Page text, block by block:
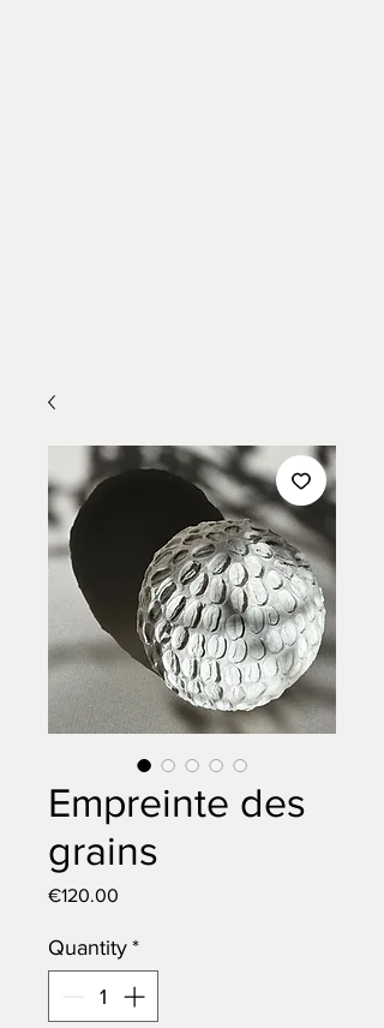
Empreinte des
grains
€120.00
Quantity *